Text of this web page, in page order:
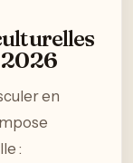
2026
en
: